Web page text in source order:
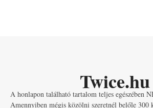
Twice.hu
A honlapon található tartalom teljes egészében
Amennyiben mégis közölni szeretnél belőle 300